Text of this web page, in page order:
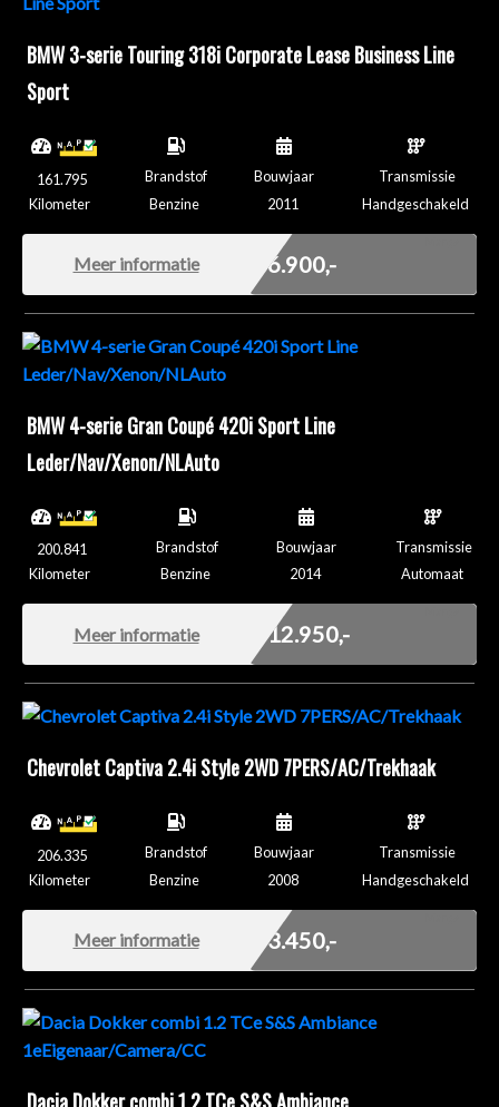
BMW 3-serie Touring 318i Corporate Lease Business Line
Sport
161.795
Kilometer
Brandstof
Benzine
Bouwjaar
2011
Transmissie
Handgeschakeld
Meer informatie € 6.900,-
BMW 4-serie Gran Coupé 420i Sport Line
Leder/Nav/Xenon/NLAuto
200.841
Kilometer
Brandstof
Benzine
Bouwjaar
2014
Transmissie
Automaat
Meer informatie € 12.950,-
Chevrolet Captiva 2.4i Style 2WD 7PERS/AC/Trekhaak
206.335
Kilometer
Brandstof
Benzine
Bouwjaar
2008
Transmissie
Handgeschakeld
Meer informatie € 3.450,-
Dacia Dokker combi 1.2 TCe S&S Ambiance